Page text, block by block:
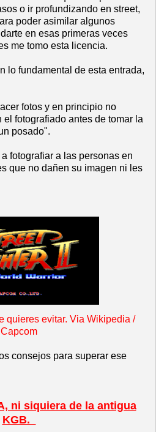
o ir profundizando en street,
poder asimilar algunos
en esas primeras veces
me tomo esta licencia.
lo fundamental de esta entrada,
fotos y en principio no
el fotografiado antes de tomar la
posado".
fotografiar a las personas en
que no dañen su imagen ni les
quieres evitar. Via Wikipedia /
Capcom
consejos para superar ese
ni siquiera de la antigua
KGB.